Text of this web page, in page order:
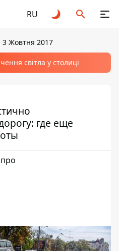
RU
3 Жовтня 2017
світла у столиці
где еще